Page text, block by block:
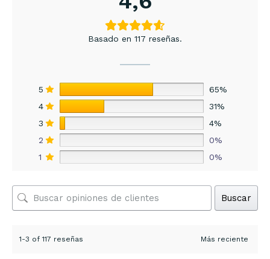
Basado en 117 reseñas.
5
65%
4
31%
3
4%
2
0%
1
0%
Buscar
1-3 of 117 reseñas